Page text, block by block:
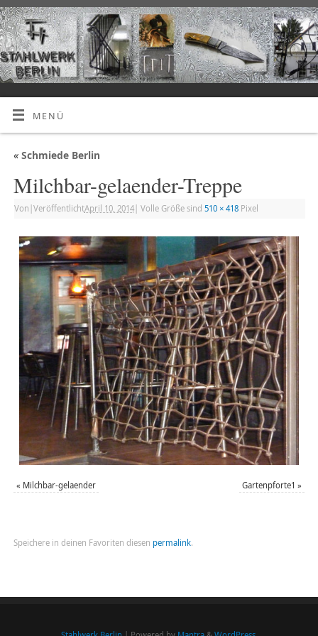
MENÜ
«Schmiede Berlin
Milchbar-gelaender-Treppe
Von |VeröffentlichtApril 10, 2014| Volle Größe sind 510 × 418Pixel
« Milchbar-gelaender Gartenpforte1 »
Speichere in deinen Favoriten diesen permalink.